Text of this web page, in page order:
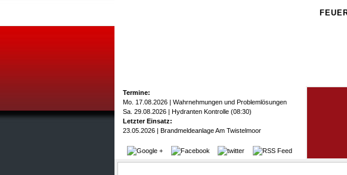
Termine:
Mo. 17.08.2026 | Wahrnehmungen und Problemlösungen
Sa. 29.08.2026 | Hydranten Kontrolle (08:30)
Letzter Einsatz:
23.05.2026 | Brandmeldeanlage Am Twistelmoor